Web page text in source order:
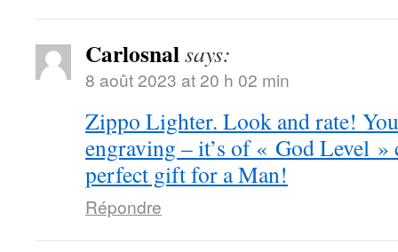
Carlosnalsays:
8 août 2023 at 20 h 02 min
Zippo Lighter. Look and rate!
engraving – it’s of « God Level
perfect gift for a Man!
Répondre